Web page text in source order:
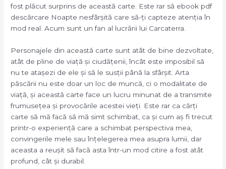
fost plăcut surprins de această carte. Este rar să ebook pdf
descărcare Noapte nesfârșită care să-ți capteze atenția în
mod real. Acum sunt un fan al lucrării lui Carcaterra.
Personajele din această carte sunt atât de bine dezvoltate,
atât de pline de viață și ciudățenii, încât este imposibil să
nu te atașezi de ele și să le susții până la sfârșit. Arta
păscării nu este doar un loc de muncă, ci o modalitate de
viață, și această carte face un lucru minunat de a transmite
frumusețea și provocările acestei vieți. Este rar ca cărți
carte să mă facă să mă simt schimbat, ca și cum aș fi trecut
printr-o experiență care a schimbat perspectiva mea,
convingerile mele sau înțelegerea mea asupra lumii, dar
aceasta a reușit să facă asta într-un mod citire a fost atât
profund, cât și durabil.